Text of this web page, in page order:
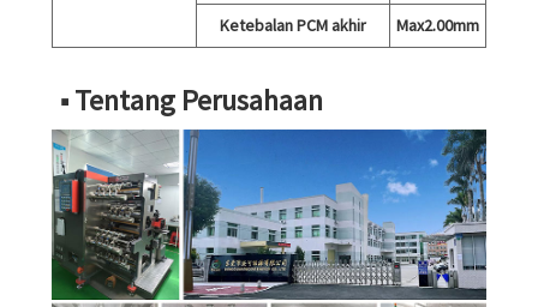
Ketebalan PCM akhir
Max2.00mm
■ Tentang Perusahaan